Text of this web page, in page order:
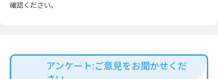
確認ください。
アンケート:ご意見をお聞かせくだ